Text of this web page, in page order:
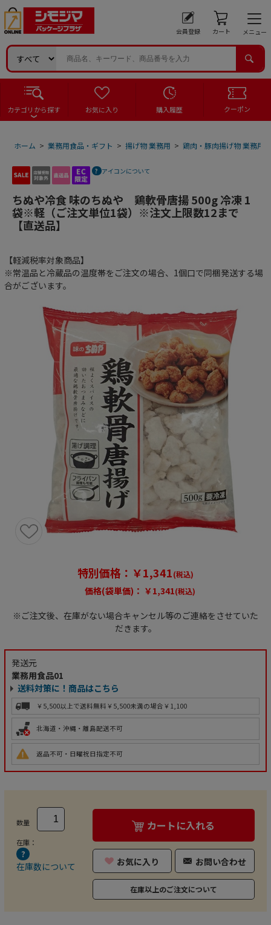
会員登録 カート メニュー
カテゴリから探す お気に入り 購入履歴 クーポン
ホーム > 業務用食品・ギフト > 揚げ物 業務用 > 鶏肉・豚肉揚げ物 業務用
アイコンについて
ちぬや冷食 味のちぬや 鶏軟骨唐揚 500g 冷凍 1
袋※軽（ご注文単位1袋）※注文上限数12まで
【直送品】
【軽減税率対象商品】
※常温品と冷蔵品の温度帯をご注文の場合、1個口で同梱発送する場
合がございます。
特別価格：￥1,341(税込)
価格(袋単価)： ￥1,341(税込)
※ご注文後、在庫がない場合キャンセル等のご連絡をさせていた
だきます。
発送元
業務用食品01
送料対策に！商品はこちら
￥5,500以上で送料無料 ￥5,500未満の場合￥1,100
北海道・沖縄・離島配送不可
返品不可・日曜祝日指定不可
数量
在庫：
在庫数について
カートに入れる
お気に入り お問い合わせ
在庫以上のご注文について